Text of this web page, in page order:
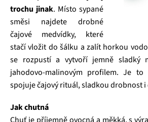
trochu jinak. Místo sypané
směsi najdete drobné
čajové medvídky, které
stačí vložit do šálku a zalít horkou
se rozpustí a vytvoří jemně sladký
jahodovo‑malinovým profilem. Je
spojuje čajový rituál, sladkou drobnost
Jak chutná